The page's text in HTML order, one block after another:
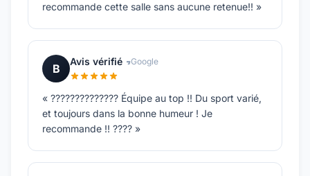
recommande cette salle sans aucune retenue!! »
B
Avis vérifié Google
« ?????????????? Équipe au top !! Du sport varié,
et toujours dans la bonne humeur ! Je
recommande !! ???? »